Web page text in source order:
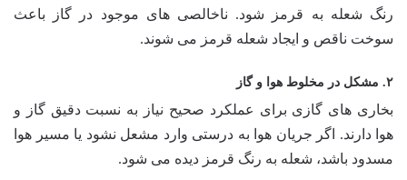
رنگ شعله به قرمز شود. ناخالصی های موجود در گاز باعث
سوخت ناقص و ایجاد شعله قرمز می شوند.
۲. مشکل در مخلوط هوا و گاز
بخاری های گازی برای عملکرد صحیح نیاز به نسبت دقیق گاز و
هوا دارند. اگر جریان هوا به درستی وارد مشعل نشود یا مسیر هوا
مسدود باشد، شعله به رنگ قرمز دیده می شود.